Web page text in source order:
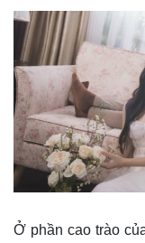
Ở phần cao trào